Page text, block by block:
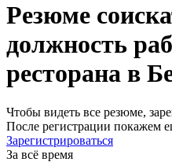
Резюме
должность
ресторана в
Чтобы видеть все резюме,
После регистрации покажем
Зарегистрироваться
За всё время